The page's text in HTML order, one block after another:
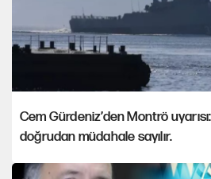
Cem Gürdeniz’den Montrö
doğrudan müdahale sayılır.